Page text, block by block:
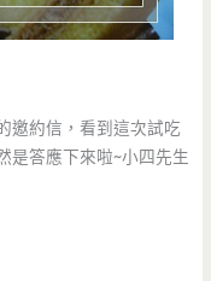
邀約信，看到這次試吃
是答應下來啦~小四先生